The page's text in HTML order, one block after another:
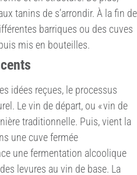
tanins de s’arrondir. À la fin de
barriques ou des cuves
mis en bouteilles.
idées reçues, le processus
Le vin de départ, ou « vin de
traditionnelle. Puis, vient la
une cuve fermée
une fermentation alcoolique
levures au vin de base. La